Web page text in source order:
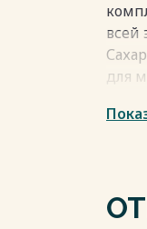
всей
для
В